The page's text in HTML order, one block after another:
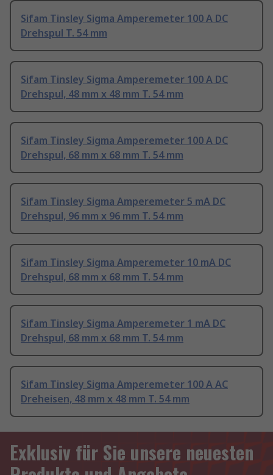
Sifam Tinsley Sigma Amperemeter 100 A DC
Drehspul T. 54 mm
Sifam Tinsley Sigma Amperemeter 100 A DC
Drehspul, 48 mm x 48 mm T. 54 mm
Sifam Tinsley Sigma Amperemeter 100 A DC
Drehspul, 68 mm x 68 mm T. 54 mm
Sifam Tinsley Sigma Amperemeter 5 mA DC
Drehspul, 96 mm x 96 mm T. 54 mm
Sifam Tinsley Sigma Amperemeter 10 mA DC
Drehspul, 68 mm x 68 mm T. 54 mm
Sifam Tinsley Sigma Amperemeter 1 mA DC
Drehspul, 68 mm x 68 mm T. 54 mm
Sifam Tinsley Sigma Amperemeter 100 A AC
Dreheisen, 48 mm x 48 mm T. 54 mm
Exklusiv für Sie unsere neuesten